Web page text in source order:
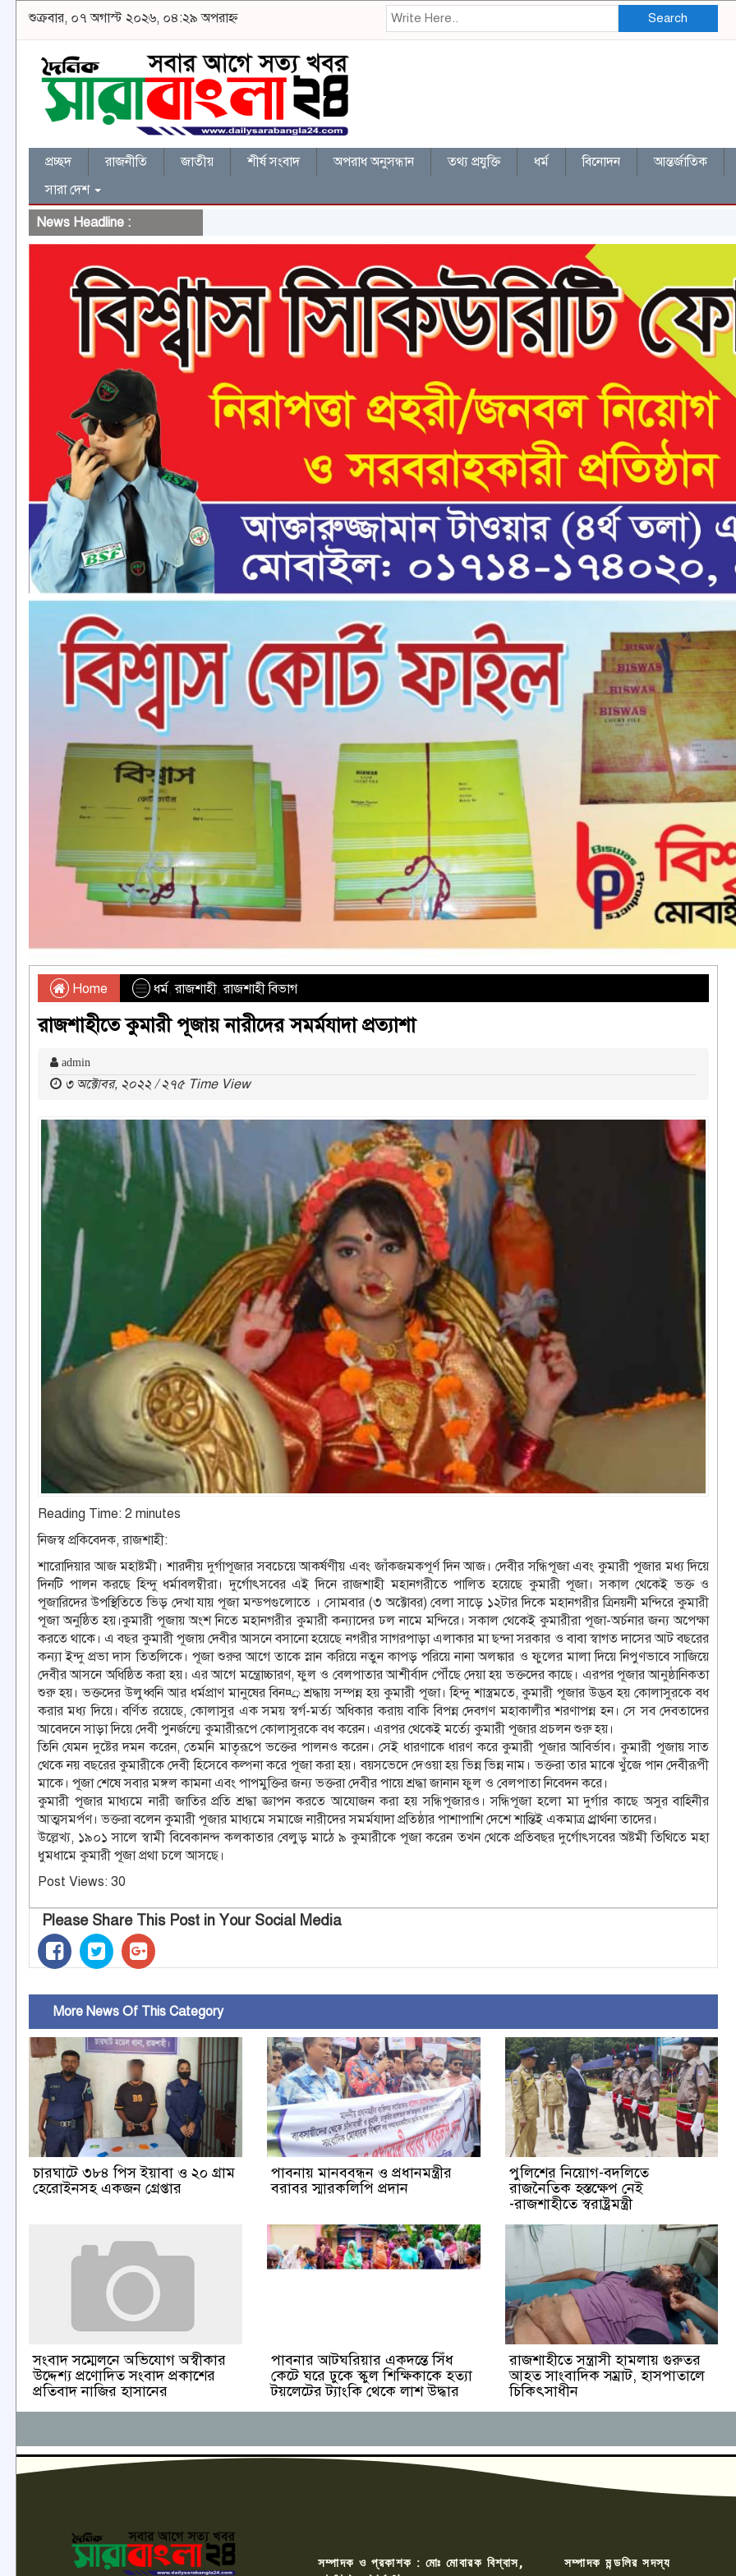
শুক্রবার, ০৭ অগাস্ট ২০২৬, ০৪:২৯ অপরাহ্ন Search
প্রচ্ছদ রাজনীতি জাতীয় শীর্ষ সংবাদ অপরাধ অনুসন্ধান তথ্য প্রযুক্তি ধর্ম বিনোদন আন্তর্জাতিক
সারা দেশ
News Headline :
Home ধর্ম,রাজশাহী,রাজশাহী বিভাগ
রাজশাহীতে কুমারী পূজায় নারীদের সমর্মযাদা প্রত্যাশা
admin
৩ অক্টোবর, ২০২২ / ২৭৫ Time View
Reading Time: 2 minutes
নিজস্ব প্রকিবেদক, রাজশাহী:
শারোদিয়ার আজ মহাষ্টমী। শারদীয় দুর্গাপূজার সবচেয়ে আকর্ষণীয় এবং জাঁকজমকপূর্ণ দিন আজ। দেবীর সন্ধিপূজা এবং কুমারী পূজার মধ্য দিয়ে
দিনটি পালন করছে হিন্দু ধর্মাবলম্বীরা। দুর্গোৎসবের এই দিনে রাজশাহী মহানগরীতে পালিত হয়েছে কুমারী পূজা। সকাল থেকেই ভক্ত ও
পূজারিদের উপস্থিতিতে ভিড় দেখা যায় পূজা মন্ডপগুলোতে । সোমবার (৩ অক্টোবর) বেলা সাড়ে ১২টার দিকে মহানগরীর ত্রিনয়নী মন্দিরে কুমারী
পূজা অনুষ্ঠিত হয়।কুমারী পূজায় অংশ নিতে মহানগরীর কুমারী কন্যাদের ঢল নামে মন্দিরে। সকাল থেকেই কুমারীরা পূজা-অর্চনার জন্য অপেক্ষা
করতে থাকে। এ বছর কুমারী পূজায় দেবীর আসনে বসানো হয়েছে নগরীর সাগরপাড়া এলাকার মা ছন্দা সরকার ও বাবা স্বাগত দাসের আট বছরের
কন্যা ইন্দু প্রভা দাস তিতলিকে। পূজা শুরুর আগে তাকে স্নান করিয়ে নতুন কাপড় পরিয়ে নানা অলঙ্কার ও ফুলের মালা দিয়ে নিপুণভাবে সাজিয়ে
দেবীর আসনে অধিষ্ঠিত করা হয়। এর আগে মন্ত্রোচ্চারণ, ফুল ও বেলপাতার আশীর্বাদ পৌঁছে দেয়া হয় ভক্তদের কাছে। এরপর পূজার আনুষ্ঠানিকতা
শুরু হয়। ভক্তদের উলুধ্বনি আর ধর্মপ্রাণ মানুষের বিন¤্র শ্রদ্ধায় সম্পন্ন হয় কুমারী পূজা। হিন্দু শাস্ত্রমতে, কুমারী পূজার উদ্ভব হয় কোলাসুরকে বধ
করার মধ্য দিয়ে। বর্ণিত রয়েছে, কোলাসুর এক সময় স্বর্গ-মর্ত্য অধিকার করায় বাকি বিপন্ন দেবগণ মহাকালীর শরণাপন্ন হন। সে সব দেবতাদের
আবেদনে সাড়া দিয়ে দেবী পুনর্জন্মে কুমারীরূপে কোলাসুরকে বধ করেন। এরপর থেকেই মর্ত্যে কুমারী পূজার প্রচলন শুরু হয়।
তিনি যেমন দুষ্টের দমন করেন, তেমনি মাতৃরূপে ভক্তের পালনও করেন। সেই ধারণাকে ধারণ করে কুমারী পূজার আবির্ভাব। কুমারী পূজায় সাত
থেকে নয় বছরের কুমারীকে দেবী হিসেবে কল্পনা করে পূজা করা হয়। বয়সভেদে দেওয়া হয় ভিন্ন ভিন্ন নাম। ভক্তরা তার মাঝে খুঁজে পান দেবীরূপী
মাকে। পূজা শেষে সবার মঙ্গল কামনা এবং পাপমুক্তির জন্য ভক্তরা দেবীর পায়ে শ্রদ্ধা জানান ফুল ও বেলপাতা নিবেদন করে।
কুমারী পূজার মাধ্যমে নারী জাতির প্রতি শ্রদ্ধা জ্ঞাপন করতে আযোজন করা হয় সন্ধিপূজারও। সন্ধিপূজা হলো মা দুর্গার কাছে অসুর বাহিনীর
আত্মসমর্পণ। ভক্তরা বলেন কুমারী পূজার মাধ্যমে সমাজে নারীদের সমর্মযাদা প্রতিষ্ঠার পাশাপাশি দেশে শান্তিই একমাত্র প্র্রার্থনা তাদের।
উল্লেখ্য, ১৯০১ সালে স্বামী বিবেকানন্দ কলকাতার বেলুড় মাঠে ৯ কুমারীকে পূজা করেন তখন থেকে প্রতিবছর দুর্গোৎসবের অষ্টমী তিথিতে মহা
ধুমধামে কুমারী পূজা প্রথা চলে আসছে।
Post Views: 30
Please Share This Post in Your Social Media
More News Of This Category
চারঘাটে ৩৮৪ পিস ইয়াবা ও ২০ গ্রাম
হেরোইনসহ একজন গ্রেপ্তার
পাবনায় মানববন্ধন ও প্রধানমন্ত্রীর
বরাবর স্মারকলিপি প্রদান
পুলিশের নিয়োগ-বদলিতে
রাজনৈতিক হস্তক্ষেপ নেই
-রাজশাহীতে স্বরাষ্ট্রমন্ত্রী
সংবাদ সম্মেলনে অভিযোগ অস্বীকার
উদ্দেশ্য প্রণোদিত সংবাদ প্রকাশের
প্রতিবাদ নাজির হাসানের
পাবনার আটঘরিয়ার একদন্তে সিঁধ
কেটে ঘরে ঢুকে স্কুল শিক্ষিকাকে হত্যা
টয়লেটের ট্যাংকি থেকে লাশ উদ্ধার
রাজশাহীতে সন্ত্রাসী হামলায় গুরুতর
আহত সাংবাদিক সম্রাট, হাসপাতালে
চিকিৎসাধীন
সম্পাদক ও প্রকাশক : মোঃ মোবারক বিশ্বাস,
সম্পাদক মন্ডলির সদস্য